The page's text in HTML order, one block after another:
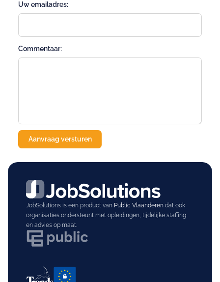
Uw emailadres:
Commentaar:
JobSolutions is een product van Public Vlaanderendat ook
organisaties ondersteunt met opleidingen, tijdelijke staffing
en advies op maat.